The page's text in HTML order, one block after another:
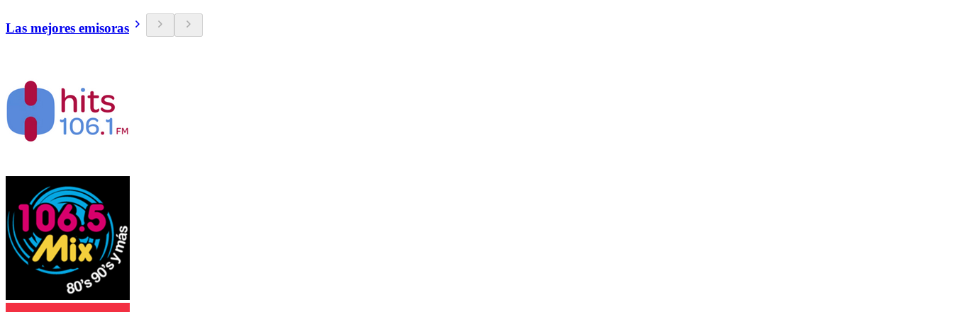
Las mejores emisoras